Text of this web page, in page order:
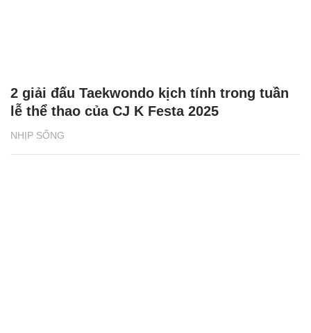
NHỊP SỐNG
2 giải đấu Taekwondo kịch tính trong tuần
lễ thể thao của CJ K Festa 2025